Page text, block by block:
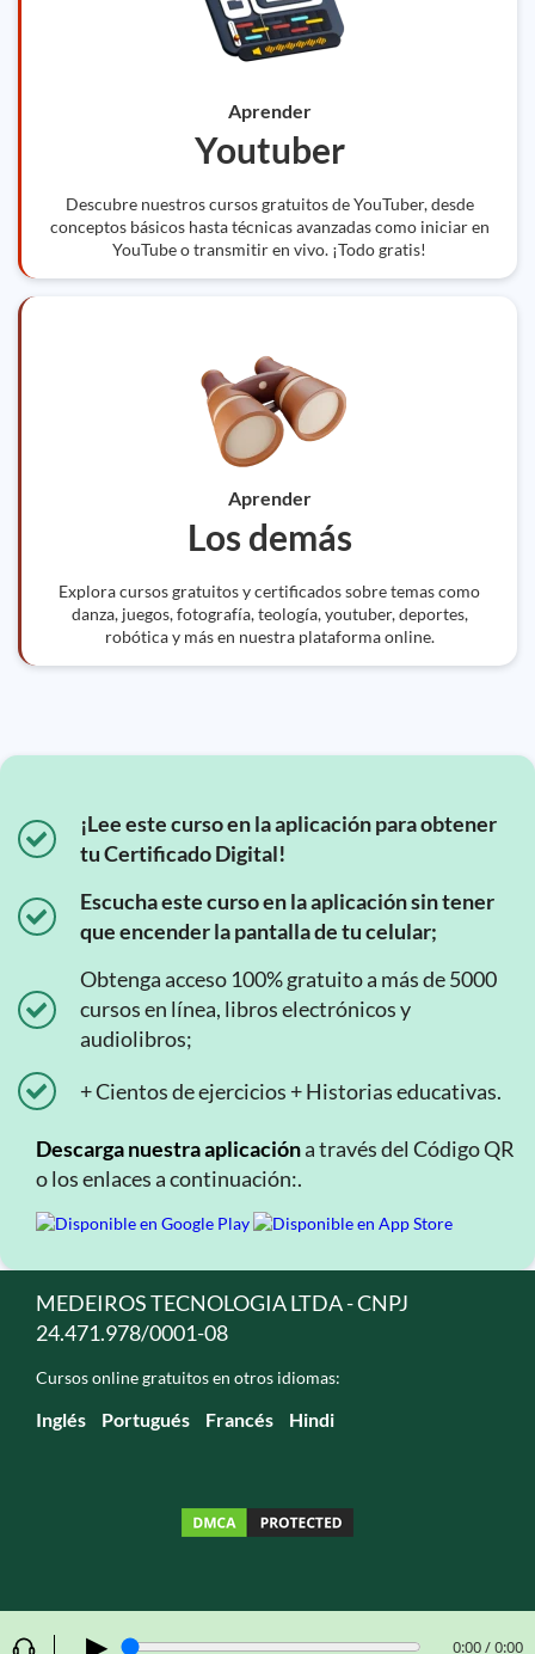
▶ 0:00 / 0:00
Aprender
Youtuber
Descubre nuestros cursos gratuitos de YouTuber, desde
conceptos básicos hasta técnicas avanzadas como iniciar en
YouTube o transmitir en vivo. ¡Todo gratis!
Aprender
Los demás
Explora cursos gratuitos y certificados sobre temas como
danza, juegos, fotografía, teología, youtuber, deportes,
robótica y más en nuestra plataforma online.
¡Lee este curso en la aplicación para obtener
tu Certificado Digital!
Escucha este curso en la aplicación sin tener
que encender la pantalla de tu celular;
Obtenga acceso 100% gratuito a más de 5000
cursos en línea, libros electrónicos y
audiolibros;
+ Cientos de ejercicios + Historias educativas.
Descarga nuestra aplicacióna través del Código QR
o los enlaces a continuación:.
MEDEIROS TECNOLOGIA LTDA - CNPJ
24.471.978/0001-08
Cursos online gratuitos en otros idiomas:
Inglés Portugués Francés Hindi